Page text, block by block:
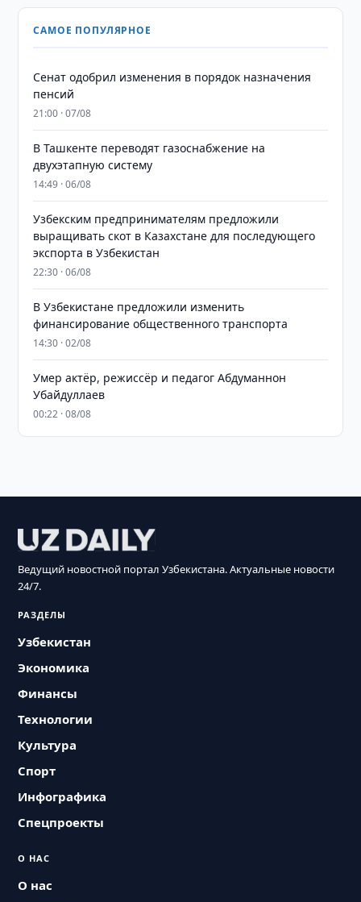
САМОЕ ПОПУЛЯРНОЕ
Сенат одобрил изменения в порядок назначения
пенсий
21:00 · 07/08
В Ташкенте переводят газоснабжение на
двухэтапную систему
14:49 · 06/08
Узбекским предпринимателям предложили
выращивать скот в Казахстане для последующего
экспорта в Узбекистан
22:30 · 06/08
В Узбекистане предложили изменить
финансирование общественного транспорта
14:30 · 02/08
Умер актёр, режиссёр и педагог Абдуманнон
Убайдуллаев
00:22 · 08/08
Ведущий новостной портал Узбекистана. Актуальные новости
24/7.
РАЗДЕЛЫ
Узбекистан
Экономика
Финансы
Технологии
Культура
Спорт
Инфографика
Спецпроекты
О НАС
О нас